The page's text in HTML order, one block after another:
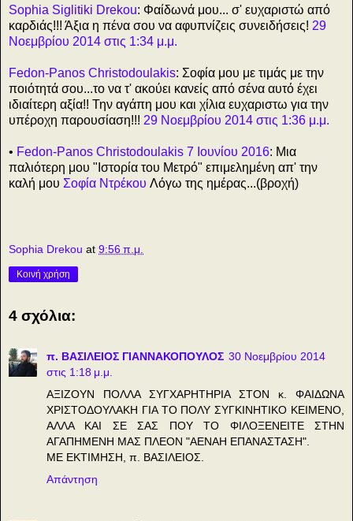
Sophia Siglitiki Drekou: Φαίδωνά μου... σ' ευχαριστώ από
καρδιάς!!! Άξια η πένα σου να αφυπνίζεις συνειδήσεις! 29
Νοεμβρίου 2014 στις 1:34 μ.μ.
Fedon-Panos Christodoulakis: Σοφία μου με τιμάς με την
ποιότητά σου...το να τ' ακούει κανείς από σένα αυτό έχει
ιδιαίτερη αξία!! Την αγάπη μου και χίλια ευχαριστω για την
υπέροχη παρουσίαση!!! 29 Νοεμβρίου 2014 στις 1:36 μ.μ.
• Fedon-Panos Christodoulakis 7 Ιουνίου 2016: Μια
παλιότερη μου "Ιστορία του Μετρό" επιμελημένη απ' την
καλή μου Σοφία Ντρέκου Λόγω της ημέρας...(βροχή)
Sophia Drekou at 9:56 π.μ.
Κοινή χρήση
4 σχόλια:
π. ΒΑΣΙΛΕΙΟΣ ΓΙΑΝΝΑΚΟΠΟΥΛΟΣ 30 Νοεμβρίου 2014
στις 1:18 μ.μ.
ΑΞΙΖΟΥΝ ΠΟΛΛΑ ΣΥΓΧΑΡΗΤΗΡΙΑ ΣΤΟΝ κ. ΦΑΙΔΩΝΑ
ΧΡΙΣΤΟΔΟΥΛΑΚΗ ΓΙΑ ΤΟ ΠΟΛΥ ΣΥΓΚΙΝΗΤΙΚΟ ΚΕΙΜΕΝΟ,
ΑΛΛΑ ΚΑΙ ΣΕ ΣΑΣ ΠΟΥ ΤΟ ΦΙΛΟΞΕΝΕΙΤΕ ΣΤΗΝ
ΑΓΑΠΗΜΕΝΗ ΜΑΣ ΠΛΕΟΝ "ΑΕΝΑΗ ΕΠΑΝΑΣΤΑΣΗ".
ΜΕ ΕΚΤΙΜΗΣΗ, π. ΒΑΣΙΛΕΙΟΣ.
Απάντηση